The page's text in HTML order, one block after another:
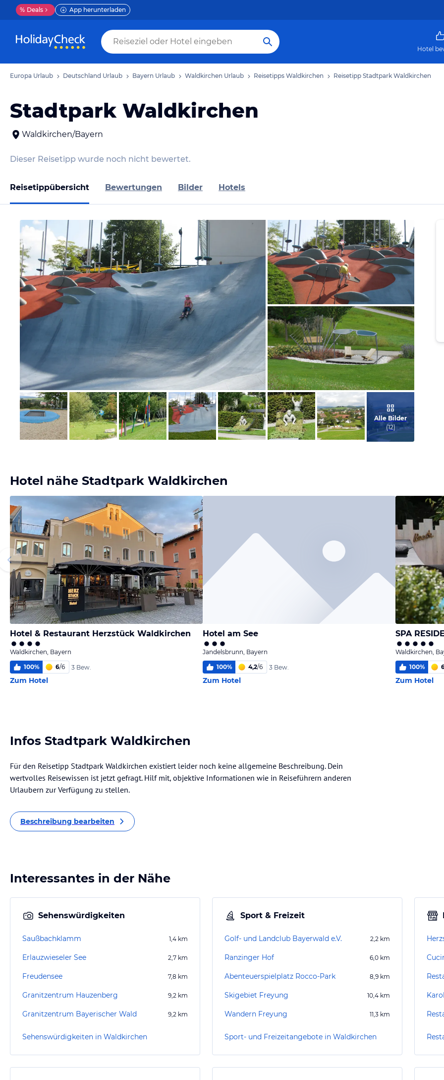
% Deals App herunterladen
Hotel
Europa Urlaub Deutschland Urlaub Bayern Urlaub Waldkirchen Urlaub Reisetipps Waldkirchen Reisetipp Stadtpark Waldkirchen
Stadtpark Waldkirchen
Waldkirchen/Bayern
Dieser Reisetipp wurde noch nicht bewertet.
Reisetippübersicht Bewertungen Bilder Hotels
Bild melden
von Annina
Bild melden
von Annina
Bild melden
von Tanja
Alle Bilder
(12)
Hotel nähe Stadtpark Waldkirchen
Hotel & Restaurant Herzstück Waldkirchen
Waldkirchen, Bayern
100% 6/6 3 Bew.
Zum Hotel
Hotel am See
Jandelsbrunn, Bayern
100% 4,2/6 3 Bew.
Zum Hotel
SPA
Waldkirchen,
100%
Zum Hotel
Infos Stadtpark Waldkirchen
Für den Reisetipp Stadtpark Waldkirchen existiert leider noch keine allgemeine Beschreibung. Dein
wertvolles Reisewissen ist jetzt gefragt. Hilf mit, objektive Informationen wie in Reiseführern anderen
Urlaubern zur Verfügung zu stellen.
Beschreibung bearbeiten
Interessantes in der Nähe
Sehenswürdigkeiten
Saußbachklamm 1,4 km
Erlauzwieseler See 2,7 km
Freudensee 7,8 km
Granitzentrum Hauzenberg 9,2 km
Granitzentrum Bayerischer Wald 9,2 km
Sehenswürdigkeiten in Waldkirchen
Sport & Freizeit
Golf- und Landclub Bayerwald e.V. 2,2 km
Ranzinger Hof 6,0 km
Abenteuerspielplatz Rocco-Park 8,9 km
Skigebiet Freyung 10,4 km
Wandern Freyung 11,3 km
Sport- und Freizeitangebote in Waldkirchen